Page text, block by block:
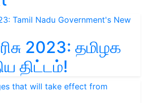
2023: தமிழக
திட்டம்!